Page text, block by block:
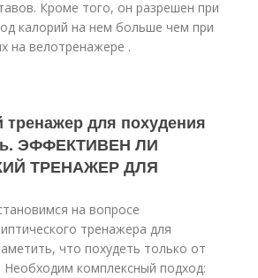
Кроме того, он разрешен при
калорий на нем больше чем при
на велотренажере .
тренажер для похудения
ЭФФЕКТИВЕН ЛИ
ТРЕНАЖЕР ДЛЯ
на вопросе
тренажера для
что похудеть только от
Необходим комплексный подход: